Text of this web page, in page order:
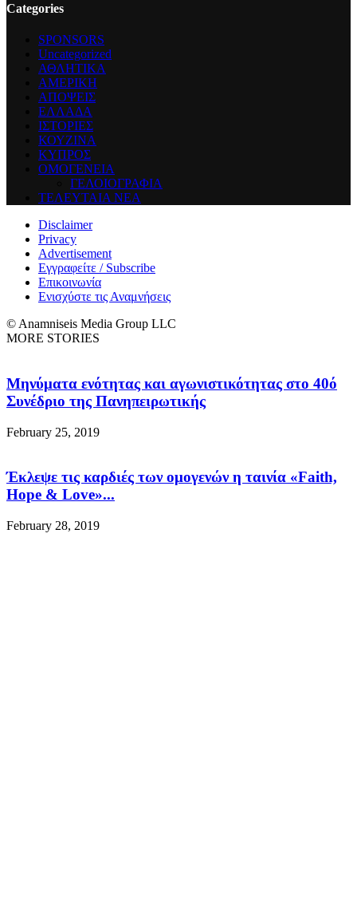
Categories
SPONSORS
Uncategorized
ΑΘΛΗΤΙΚΑ
ΑΜΕΡΙΚΗ
ΑΠΟΨΕΙΣ
ΕΛΛΑΔΑ
ΙΣΤΟΡΙΕΣ
ΚΟΥΖΙΝΑ
ΚΥΠΡΟΣ
ΟΜΟΓΕΝΕΙΑ
ΓΕΛΟΙΟΓΡΑΦΙΑ
ΤΕΛΕΥΤΑΙΑ ΝΕΑ
Disclaimer
Privacy
Advertisement
Εγγραφείτε / Subscribe
Επικοινωνία
Ενισχύστε τις Αναμνήσεις
© Anamniseis Media Group LLC
MORE STORIES
Μηνύματα ενότητας και αγωνιστικότητας στο 40ό
Συνέδριο της Πανηπειρωτικής
February 25, 2019
Έκλεψε τις καρδιές των ομογενών η ταινία «Faith,
Hope & Love»...
February 28, 2019